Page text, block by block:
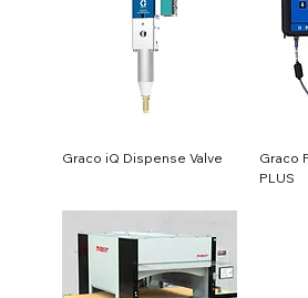
Graco iQ Dispense Valve
Graco
PLUS